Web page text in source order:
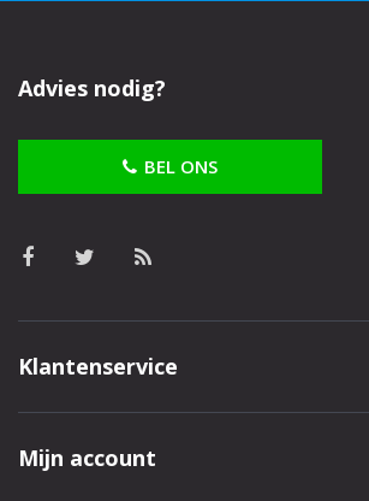
Advies nodig?
BEL ONS
Klantenservice
Mijn account